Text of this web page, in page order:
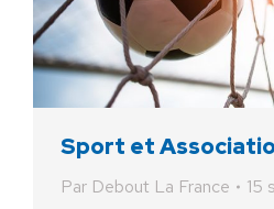
Sport et
Par Debout La France 15